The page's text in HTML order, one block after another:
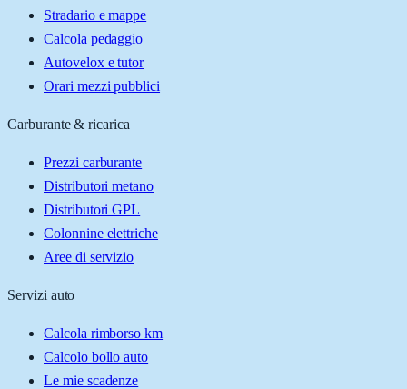
Stradario e mappe
Calcola pedaggio
Autovelox e tutor
Orari mezzi pubblici
Carburante & ricarica
Prezzi carburante
Distributori metano
Distributori GPL
Colonnine elettriche
Aree di servizio
Servizi auto
Calcola rimborso km
Calcolo bollo auto
Le mie scadenze